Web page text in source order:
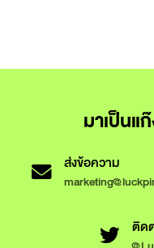
มาเป็น
ส่งข้อความ
ติด